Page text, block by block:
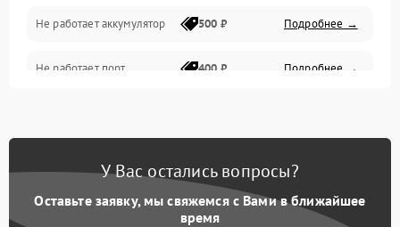
Программные сбои
Коммуникации и интерфейсы
Не работает аккумулятор 500 ₽ Подробнее →
Не работает порт 400 ₽ Подробнее →
У Вас остались вопросы?
Оставьте заявку, мы свяжемся с Вами в ближайшее
время